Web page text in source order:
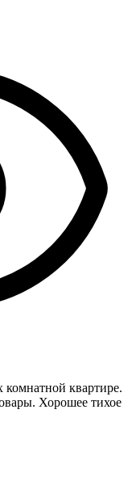
комнатной квартире.
Хорошее тихое